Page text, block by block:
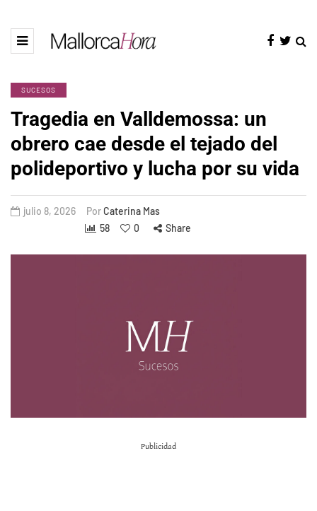
SUCESOS
Tragedia en Valldemossa: un
obrero cae desde el tejado del
polideportivo y lucha por su vida
julio 8, 2026 PorCaterina Mas
58
0 Share
Publicidad